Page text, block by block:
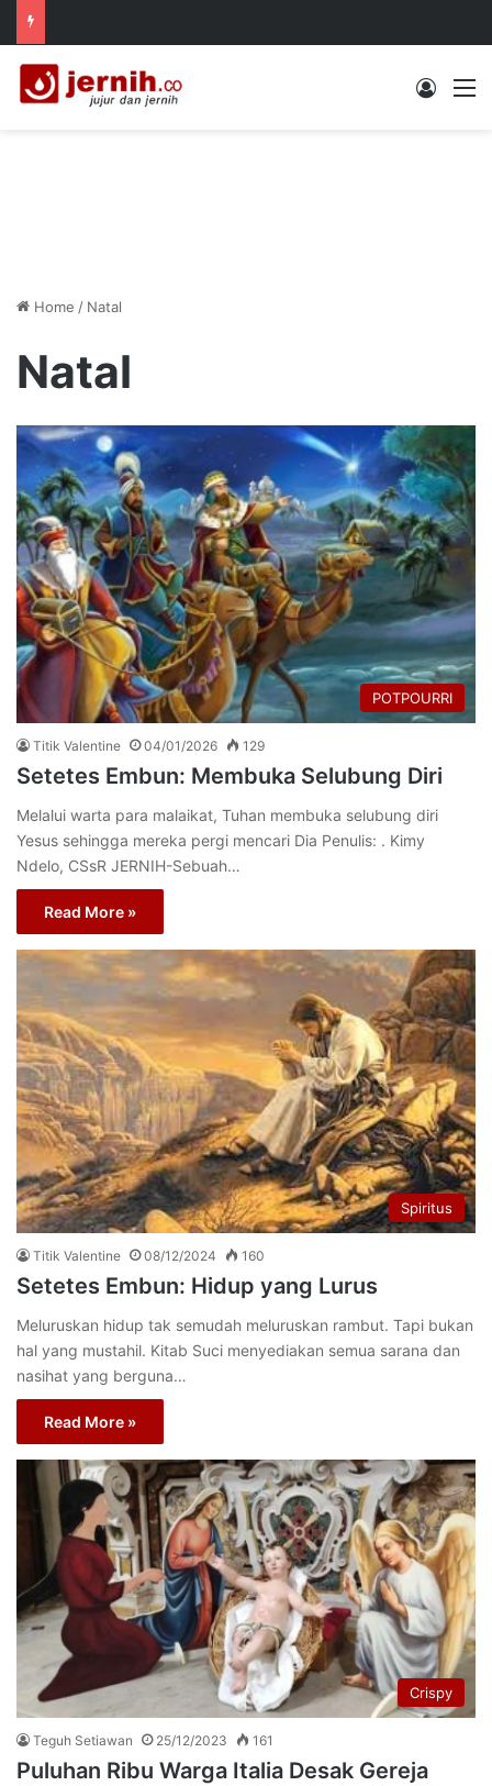
Log In
Home / Natal
Natal
POTPOURRI
Titik Valentine 04/01/2026 129
Setetes Embun: Membuka Selubung Diri
Melalui warta para malaikat, Tuhan membuka selubung diri
Yesus sehingga mereka pergi mencari Dia Penulis: . Kimy
Ndelo, CSsR JERNIH-Sebuah…
Read More »
Spiritus
Titik Valentine 08/12/2024 160
Setetes Embun: Hidup yang Lurus
Meluruskan hidup tak semudah meluruskan rambut. Tapi bukan
hal yang mustahil. Kitab Suci menyediakan semua sarana dan
nasihat yang berguna…
Read More »
Crispy
Teguh Setiawan 25/12/2023 161
Puluhan Ribu Warga Italia Desak Gereja